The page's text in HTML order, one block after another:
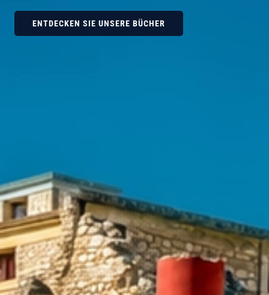
ENTDECKEN SIE UNSERE BÜCHER